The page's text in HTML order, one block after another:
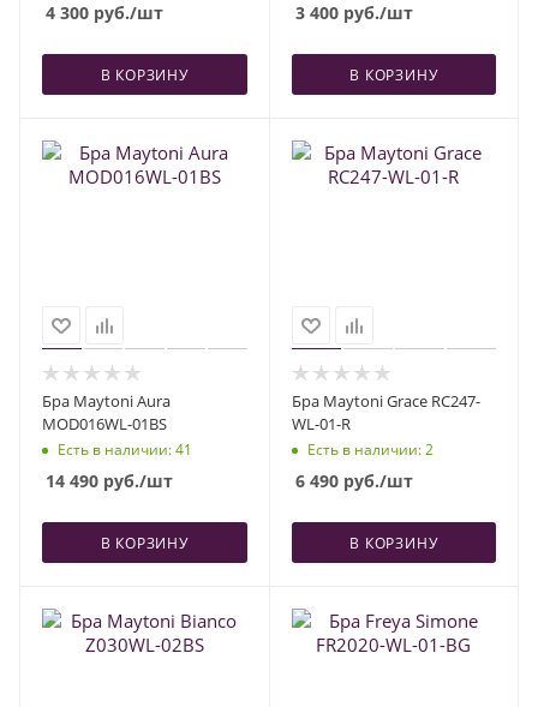
4 300 руб./шт
В КОРЗИНУ
3 400руб./шт
В КОРЗИНУ
Бра Maytoni Aura
MOD016WL-01BS
Есть в наличии: 41
14 490 руб./шт
В КОРЗИНУ
Бра Maytoni Grace RC247-
WL-01-R
Есть в наличии: 2
6 490руб./шт
В КОРЗИНУ